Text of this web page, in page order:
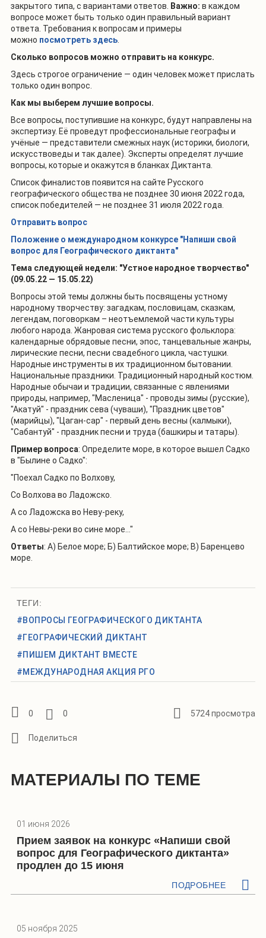
закрытого типа, с вариантами ответов. Важно: в каждом
вопросе может быть только один правильный вариант
ответа. Требования к вопросам и примеры
можно посмотреть здесь
Сколько вопросов можно отправить на конкурс.
Здесь строгое ограничение — один человек может прислать
только один вопрос.
Как мы выберем лучшие вопросы.
Все вопросы, поступившие на конкурс, будут направлены на
экспертизу. Её проведут профессиональные географы и
учёные — представители смежных наук (историки, биологи,
искусствоведы и так далее). Эксперты определят лучшие
вопросы, которые и окажутся в бланках Диктанта.
Список финалистов появится на сайте Русского
географического общества не позднее 30 июня 2022 года,
список победителей — не позднее 31 июля 2022 года.
Отправить вопрос
Положение о международном конкурсе "Напиши свой
вопрос для Географического диктанта"
Тема следующей недели: "Устное народное творчество"
(09.05.22 — 15.05.22)
Вопросы этой темы должны быть посвящены устному
народному творчеству: загадкам, пословицам, сказкам,
легендам, поговоркам – неотъемлемой части культуры
любого народа. Жанровая система русского фольклора:
календарные обрядовые песни, эпос, танцевальные жанры,
лирические песни, песни свадебного цикла, частушки.
Народные инструменты в их традиционном бытовании.
Национальные праздники. Традиционный народный костюм.
Народные обычаи и традиции, связанные с явлениями
природы, например, "Масленица" - проводы зимы (русские),
"Акатуй" - праздник сева (чуваши), "Праздник цветов"
(марийцы), "Цаган-caр" - первый день весны (калмыки),
"Сабантуй" - праздник песни и труда (башкиры и татары).
Пример вопроса: Определите море, в которое вышел Садко
в "Былине о Садко":
"Поехал Садко по Волхову,
Со Волхова во Ладожско.
А со Ладожска во Неву-реку,
А со Невы-реки во сине море…"
Ответы: А) Белое море; Б) Балтийское море; В) Баренцево
море.
ТЕГИ:
#ВОПРОСЫ ГЕОГРАФИЧЕСКОГО ДИКТАНТА
#ГЕОГРАФИЧЕСКИЙ ДИКТАНТ
#ПИШЕМ ДИКТАНТ ВМЕСТЕ
#МЕЖДУНАРОДНАЯ АКЦИЯ РГО
0 0 5724 просмотра
МАТЕРИАЛЫ ПО ТЕМЕ
01 июня 2026
Прием заявок на конкурс «Напиши свой
вопрос для Географического диктанта»
продлен до 15 июня
ПОДРОБНЕЕ
05 ноября 2025